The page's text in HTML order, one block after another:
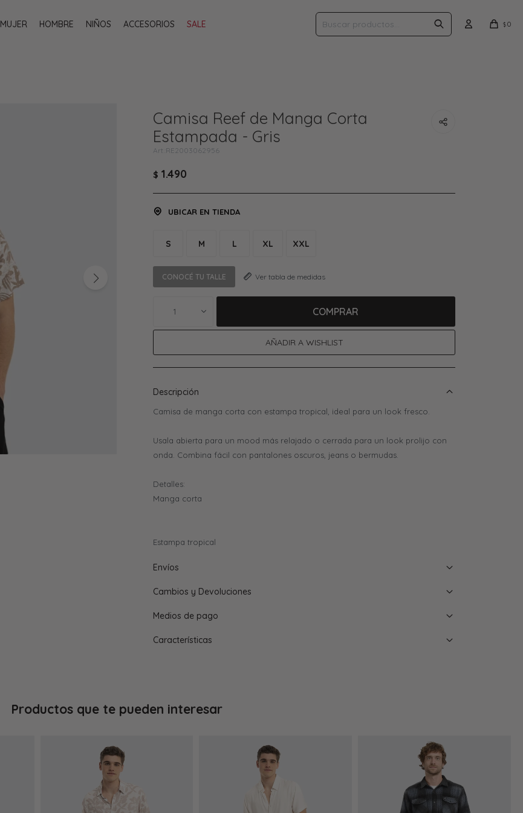
MUJER HOMBRE NIÑOS ACCESORIOS SALE $0
Camisa Reef de Manga Corta
Estampada - Gris
RE2003062956
$ 1.490
UBICAR EN TIENDA
S M L XL XXL
CONOCÉ TU TALLE Ver tabla de medidas
1 COMPRAR
Descripción
Camisa de manga corta con estampa tropical, ideal para un look fresco.
Usala abierta para un mood más relajado o cerrada para un look prolijo con
onda. Combina fácil con pantalones oscuros, jeans o bermudas.
Detalles:
Manga corta
Estampa tropical
Envíos
Cambios y Devoluciones
Medios de pago
Características
Productos que te pueden interesar